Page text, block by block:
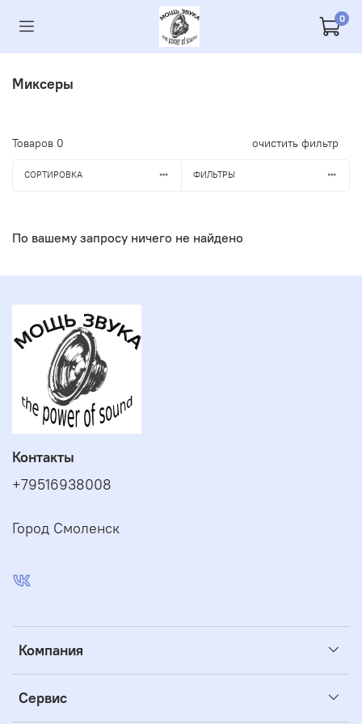
0
Миксеры
Товаров 0 очистить фильтр
СОРТИРОВКА ФИЛЬТРЫ
По вашему запросу ничего не найдено
Компания
Сервис
Контакты
+79516938008
Город Смоленск